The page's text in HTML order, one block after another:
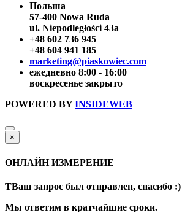
Польша
57-400 Nowa Ruda
ul. Niepodległości 43a
+48 602 736 945
+48 604 941 185
marketing@piaskowiec.com
ежедневно 8:00 - 16:00
воскресенье закрыто
POWERED BYINSIDEWEB
×
ОНЛАЙН ИЗМЕРЕНИЕ
TВаш запрос был отправлен, спасибо :)
Мы ответим в кратчайшие сроки.